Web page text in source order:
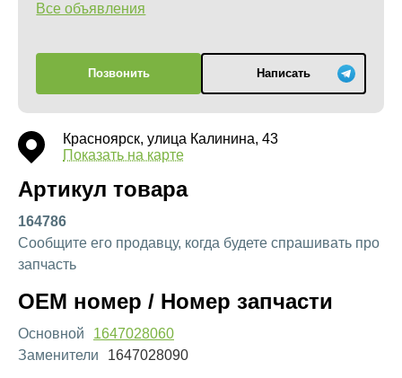
Все объявления
Позвонить Написать
Красноярск, улица Калинина, 43
Показать на карте
Артикул товара
164786
Сообщите его продавцу, когда будете спрашивать про
запчасть
OEM номер / Номер запчасти
Основной
1647028060
Заменители
1647028090